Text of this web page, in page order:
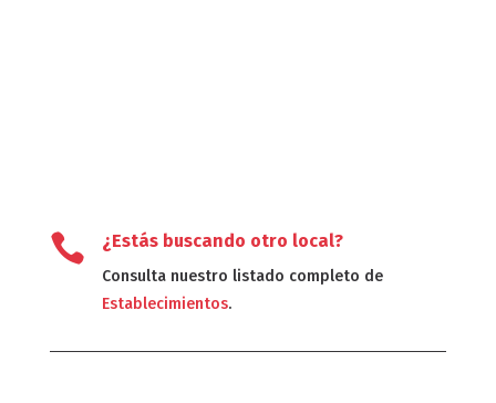
 ¿Estás buscando otro local?
Consulta nuestro listado completo de
Establecimientos.